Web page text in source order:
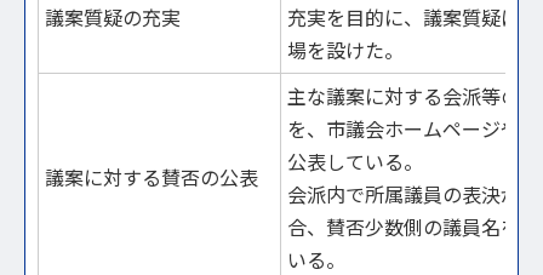
議案質疑の充実
充実を目的に、議案質疑に
場を設けた。
議案に対する賛否の公表
主な議案に対する会派等の
を、市議会ホームページや
公表している。
会派内で所属議員の表決が
合、賛否少数側の議員名を
いる。